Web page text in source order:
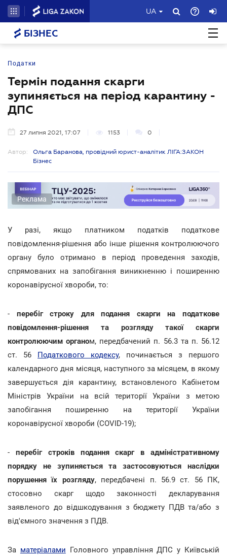
UA
БІЗНЕС
Податки
Термін подання скарги
зупиняється на період карантину -
ДПС
27 липня 2021, 17:07 1153 0
Автор:
Ольга Баранова, провідний юрист-аналітик ЛІГА:ЗАКОН
Бізнес
Реклама
У разі, якщо платником податків податкове
повідомлення-рішення або інше рішення контролюючого
органу було отримано в період проведення заходів,
спрямованих на запобігання виникненню і поширенню
коронавірусної хвороби, то:
- перебіг строку для подання скарги на податкове
повідомлення-рішення та розгляду такої скарги
контролюючим органом, передбачений п. 56.3 та п. 56.12
ст. 56 Податкового кодексу, починається з першого
календарного дня місяця, наступного за місяцем, в якому
завершується дія карантину, встановленого Кабінетом
Міністрів України на всій території України з метою
запобігання поширенню на території України
коронавірусної хвороби (COVID-19);
- перебіг строків подання скарг в адміністративному
порядку не зупиняється та застосовуються наслідки
порушення їх розгляду, передбачені п. 56.9 ст. 56 ПК,
стосовно скарг щодо законності декларування
заявленого до відшкодування з бюджету ПДВ та/або з
від'ємного значення з ПДВ.
За матеріалами Головного управління ДПС у Київській